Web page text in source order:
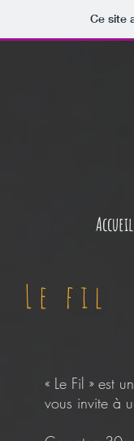
Ce site
Accueil
Le fil
« Le Fil » est
vous invite à